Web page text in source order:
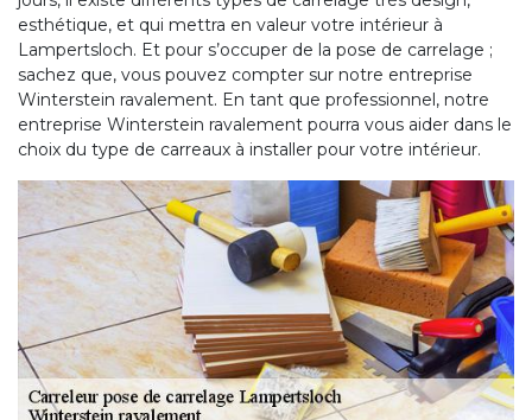
esthétique, et qui mettra en valeur votre intérieur à
Lampertsloch. Et pour s’occuper de la pose de carrelage ;
sachez que, vous pouvez compter sur notre entreprise
Winterstein ravalement. En tant que professionnel, notre
entreprise Winterstein ravalement pourra vous aider dans le
choix du type de carreaux à installer pour votre intérieur.